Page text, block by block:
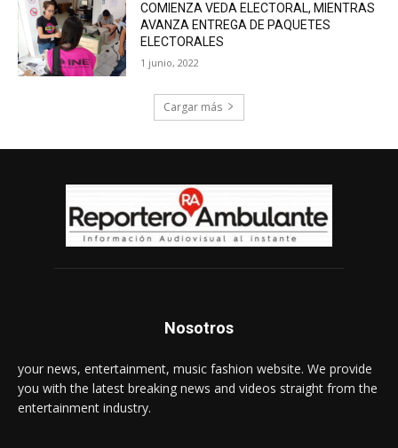
COMIENZA VEDA ELECTORAL, MIENTRAS
AVANZA ENTREGA DE PAQUETES
ELECTORALES
1 junio, 2022
Cargar más
Nosotros
your news, entertainment, music fashion website. We provide
you with the latest breaking news and videos straight from the
entertainment industry.